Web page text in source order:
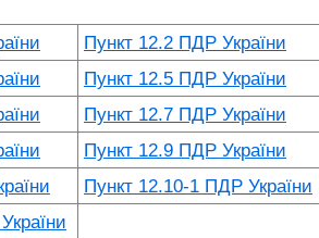
Пункт 12.2 ПДР України
Пункт 12.5 ПДР України
Пункт 12.7 ПДР України
Пункт 12.9 ПДР України
Пункт 12.10-1 ПДР України